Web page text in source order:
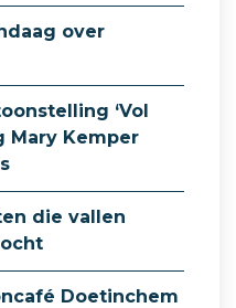
over
‘Vol
Mary Kemper
die vallen
Doetinchem